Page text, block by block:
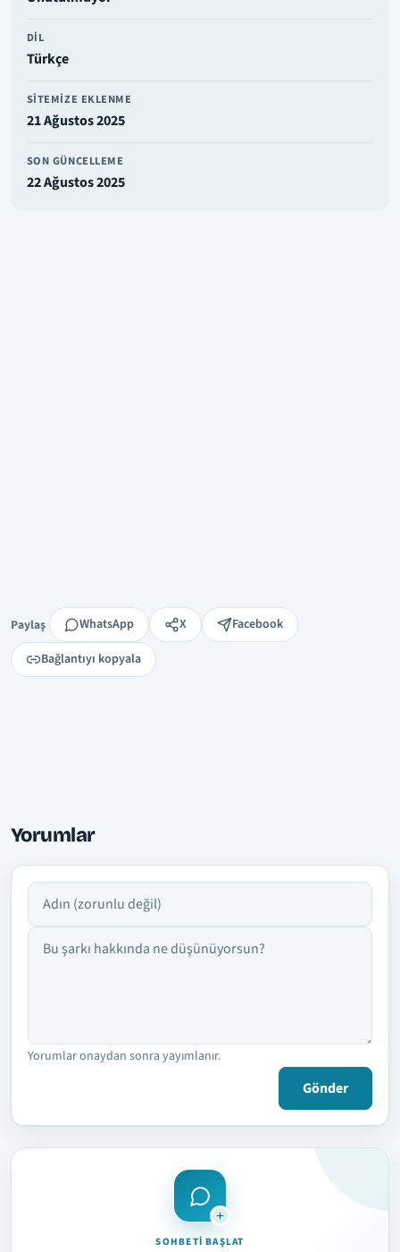
DIL
Türkçe
SITEMIZE EKLENME
21 Ağustos 2025
SON GÜNCELLEME
22 Ağustos 2025
Paylaş
Paylaş WhatsApp X
Facebook
Bağlantıyı kopyala
Yorumlar
Adın
Yorumun
Yorumlar onaydan sonra yayımlanır.
Gönder
SOHBETI BAŞLAT